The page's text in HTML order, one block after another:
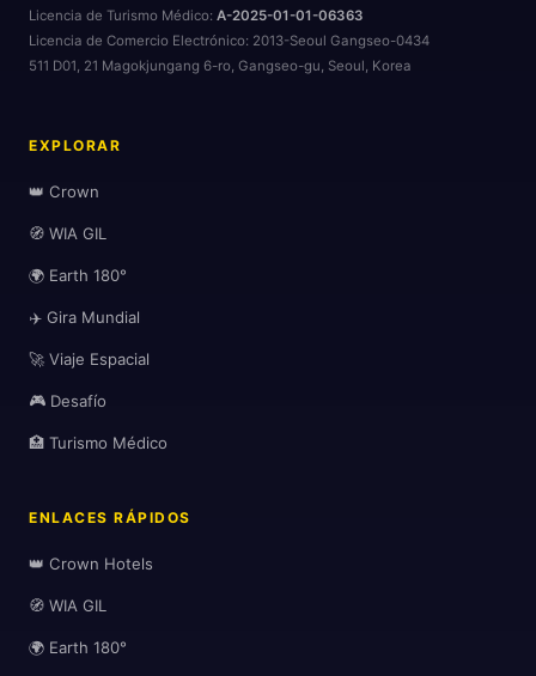
Licencia de Turismo Médico: A-2025-01-01-06363
Licencia de Comercio Electrónico: 2013-Seoul Gangseo-0434
511 D01, 21 Magokjungang 6-ro, Gangseo-gu, Seoul, Korea
EXPLORAR
👑 Crown
🧭 WIA GIL
🌍 Earth 180°
✈️ Gira Mundial
🚀 Viaje Espacial
🎮 Desafío
🏥 Turismo Médico
ENLACES RÁPIDOS
👑 Crown Hotels
🧭 WIA GIL
🌍 Earth 180°